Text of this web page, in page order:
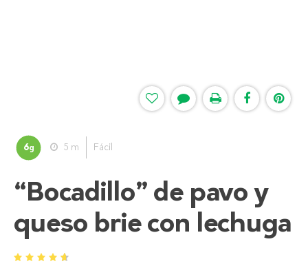
6g 5 m Fácil
“Bocadillo” de pavo y
queso brie con lechuga
1 2 3 4 5